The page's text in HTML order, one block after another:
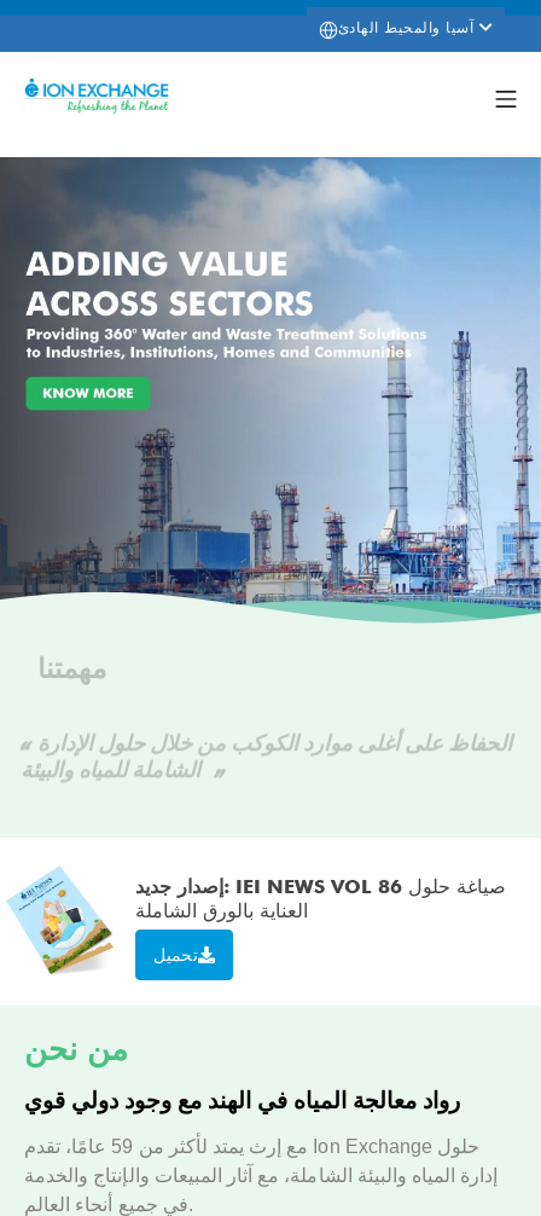
مهمتنا
الشاملة للمياه والبيئة
إصدار جديد: IEI NEWS VOL 86صياغة حلول
العناية بالورق الشاملة
تحميل
من نحن
رواد معالجة المياه في الهند مع وجود دولي قوي
مع إرث يمتد لأكثر من 59 عامًا، تقدم Ion Exchange حلول
إدارة المياه والبيئة الشاملة، مع آثار المبيعات والإنتاج والخدمة
في جميع أنحاء العالم.